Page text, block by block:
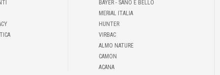
BAYER - SANO E BELLO
MERIAL ITALIA
HUNTER
VIRBAC
ALMO NATURE
CAMON
ACANA